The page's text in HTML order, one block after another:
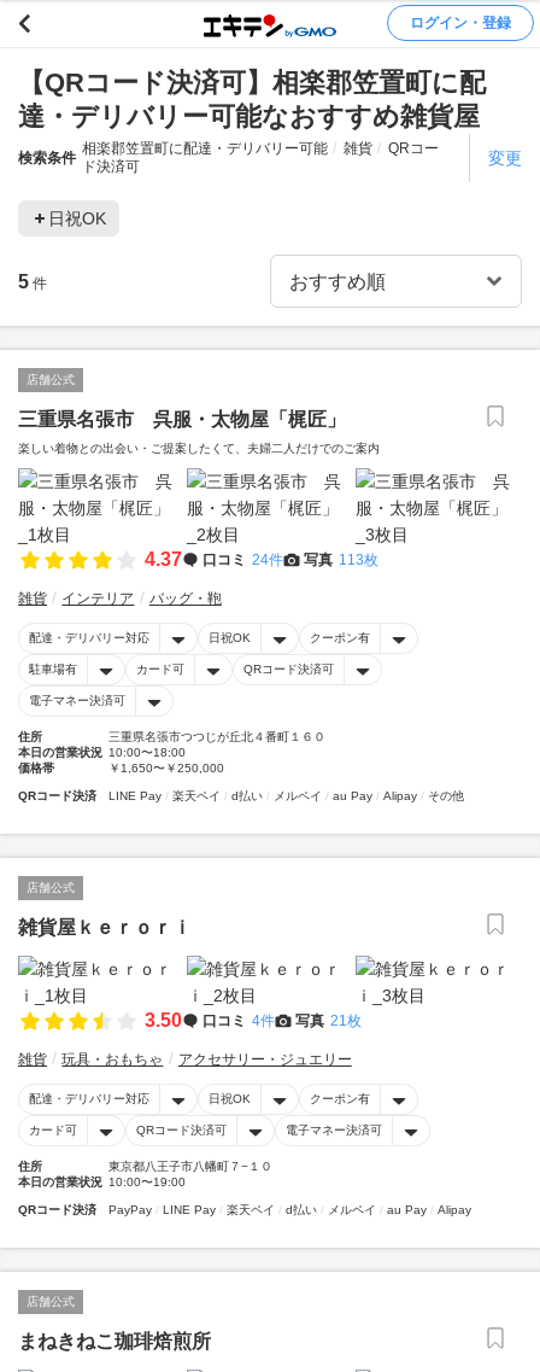
ログイン・登録
【QRコード決済可】相楽郡笠置町に配
達・デリバリー可能なおすすめ雑貨屋
検索条件
相楽郡笠置町に配達・デリバリー可能 雑貨
QRコー
ド決済可
変更
日祝OK
5 件
店舗公式
三重県名張市 呉服・太物屋「梶匠」
楽しい着物との出会い・ご提案したくて、夫婦二人だけでのご案内
4.37 口コミ 24件 写真 113枚
雑貨 インテリア バッグ・鞄
配達・デリバリー対応 日祝OK クーポン有
駐車場有 カード可 QRコード決済可
電子マネー決済可
住所
三重県名張市つつじが丘北４番町１６０
本日の営業状況 10:00〜18:00
価格帯
￥1,650〜￥250,000
QRコード決済 LINE Pay 楽天ペイ d払い メルペイ au Pay Alipay その他
店舗公式
雑貨屋ｋｅｒｏｒｉ
3.50 口コミ 4件 写真 21枚
雑貨 玩具・おもちゃ アクセサリー・ジュエリー
配達・デリバリー対応 日祝OK クーポン有
カード可 QRコード決済可 電子マネー決済可
住所
東京都八王子市八幡町７−１０
本日の営業状況 10:00〜19:00
QRコード決済 PayPay LINE Pay 楽天ペイ d払い メルペイ au Pay Alipay
店舗公式
まねきねこ珈琲焙煎所